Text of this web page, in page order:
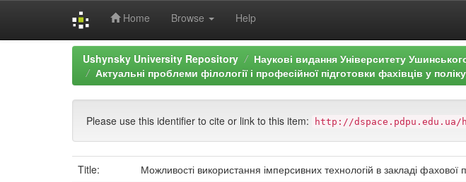
Home Browse Help
Ushynsky University Repository
Наукові видання Університету
Актуальні проблеми філології і професійної підготовки фахівців у
Please use this identifier to cite or link to this item: http://dspace.pdpu.edu.ua/
Title:
Можливості використання імперсивних технологій в закладі фахової